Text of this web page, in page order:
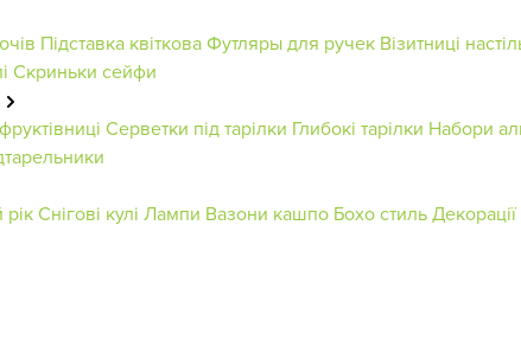
Підставка квітковаФутляры для ручек Візитниці
Скриньки сейфи
Серветки під тарілки Глибокі тарілки Набори
Снігові кулі Лампи Вазони кашпо Бохо стиль